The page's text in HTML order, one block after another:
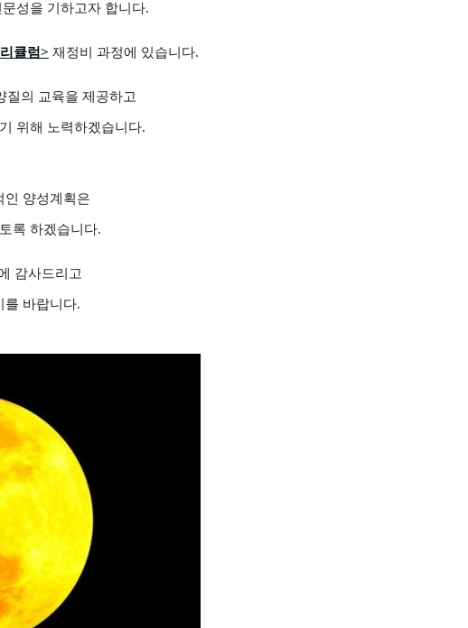
성을 기하고자 합니다.
큘럼> 재정비 과정에 있습니다.
질의 교육을 제공하고
위해 노력하겠습니다.
인 양성계획은
록 하겠습니다.
감사드리고
를 바랍니다.